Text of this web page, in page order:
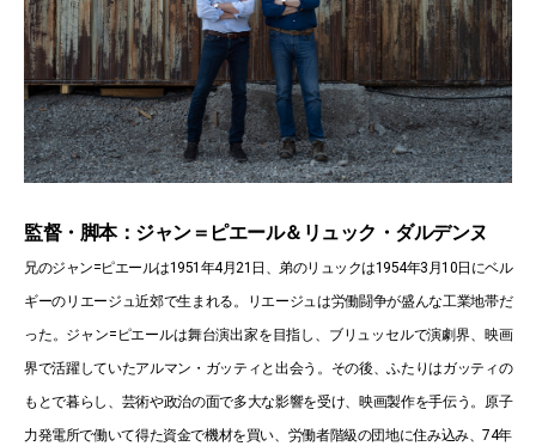
監督・脚本：ジャン＝ピエール＆リュック・ダルデンヌ
兄のジャン=ピエールは1951年4月21日、弟のリュックは1954年3月10日にベル
ギーのリエージュ近郊で生まれる。リエージュは労働闘争が盛んな工業地帯だ
った。ジャン=ピエールは舞台演出家を目指し、ブリュッセルで演劇界、映画
界で活躍していたアルマン・ガッティと出会う。その後、ふたりはガッティの
もとで暮らし、芸術や政治の面で多大な影響を受け、映画製作を手伝う。原子
力発電所で働いて得た資金で機材を買い、労働者階級の団地に住み込み、74年